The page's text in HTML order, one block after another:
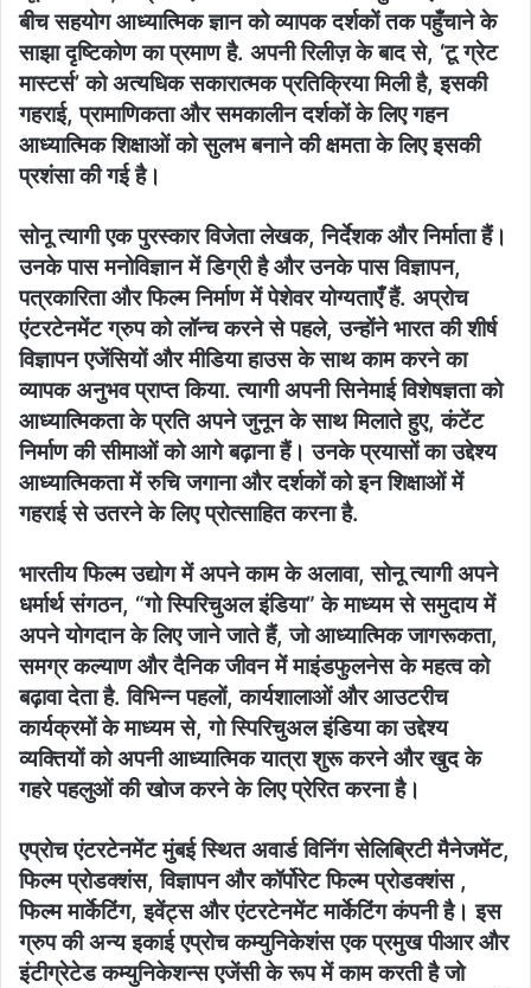
बीच सहयोग आध्यात्मिक ज्ञान को व्यापक दर्शकों तक पहुँचाने के
साझा दृष्टिकोण का प्रमाण है. अपनी रिलीज़ के बाद से, ‘टू ग्रेट
मास्टर्स’ को अत्यधिक सकारात्मक प्रतिक्रिया मिली है, इसकी
गहराई, प्रामाणिकता और समकालीन दर्शकों के लिए गहन
आध्यात्मिक शिक्षाओं को सुलभ बनाने की क्षमता के लिए इसकी
प्रशंसा की गई है।
सोनू त्यागी एक पुरस्कार विजेता लेखक, निर्देशक और निर्माता हैं।
उनके पास मनोविज्ञान में डिग्री है और उनके पास विज्ञापन,
पत्रकारिता और फिल्म निर्माण में पेशेवर योग्यताएँ हैं. अप्रोच
एंटरटेनमेंट ग्रुप को लॉन्च करने से पहले, उन्होंने भारत की शीर्ष
विज्ञापन एजेंसियों और मीडिया हाउस के साथ काम करने का
व्यापक अनुभव प्राप्त किया. त्यागी अपनी सिनेमाई विशेषज्ञता को
आध्यात्मिकता के प्रति अपने जुनून के साथ मिलाते हुए, कंटेंट
निर्माण की सीमाओं को आगे बढ़ाना हैं। उनके प्रयासों का उद्देश्य
आध्यात्मिकता में रुचि जगाना और दर्शकों को इन शिक्षाओं में
गहराई से उतरने के लिए प्रोत्साहित करना है.
भारतीय फिल्म उद्योग में अपने काम के अलावा, सोनू त्यागी अपने
धर्मार्थ संगठन, “गो स्पिरिचुअल इंडिया” के माध्यम से समुदाय में
अपने योगदान के लिए जाने जाते हैं, जो आध्यात्मिक जागरूकता,
समग्र कल्याण और दैनिक जीवन में माइंडफुलनेस के महत्व को
बढ़ावा देता है. विभिन्न पहलों, कार्यशालाओं और आउटरीच
कार्यक्रमों के माध्यम से, गो स्पिरिचुअल इंडिया का उद्देश्य
व्यक्तियों को अपनी आध्यात्मिक यात्रा शुरू करने और खुद के
गहरे पहलुओं की खोज करने के लिए प्रेरित करना है।
एप्रोच एंटरटेनमेंट मुंबई स्थित अवार्ड विनिंग सेलिब्रिटी मैनेजमेंट,
फिल्म प्रोडक्शंस, विज्ञापन और कॉर्पोरेट फिल्म प्रोडक्शंस ,
फिल्म मार्केटिंग, इवेंट्स और एंटरटेनमेंट मार्केटिंग कंपनी है। इस
ग्रुप की अन्य इकाई एप्रोच कम्युनिकेशंस एक प्रमुख पीआर और
इंटीग्रेटेड कम्युनिकेशन्स एजेंसी के रूप में काम करती है जो